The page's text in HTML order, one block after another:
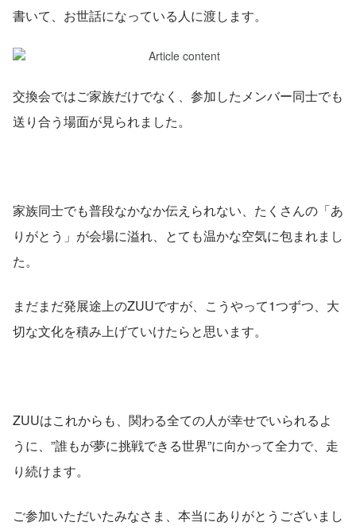
書いて、お世話になっている人に渡します。
交換会ではご家族だけでなく、参加したメンバー同士でも
送り合う場面が見られました。
家族同士でも普段なかなか伝えられない、たくさんの「あ
りがとう」が会場に溢れ、とても温かな空気に包まれまし
た。
まだまだ発展途上のZUUですが、こうやって1つずつ、大
切な文化を積み上げていけたらと思います。
ZUUはこれからも、関わる全ての人が幸せでいられるよ
うに、”誰もが夢に挑戦できる世界”に向かって全力で、走
り続けます。
ご参加いただいたみなさま、本当にありがとうございまし